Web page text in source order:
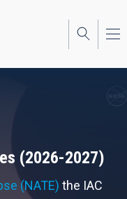
(2026-2027)
(NATE) the IAC